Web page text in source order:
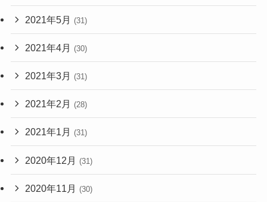
2021年5月 (31)
2021年4月 (30)
2021年3月 (31)
2021年2月 (28)
2021年1月 (31)
2020年12月 (31)
2020年11月 (30)